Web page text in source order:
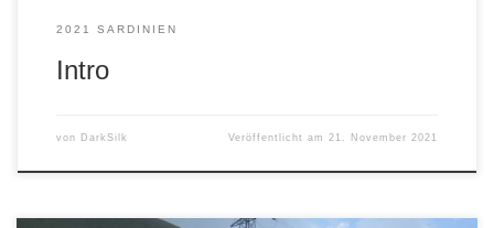
2021 SARDINIEN
Intro
von DarkSilk Veröffentlicht am 21. November 2021